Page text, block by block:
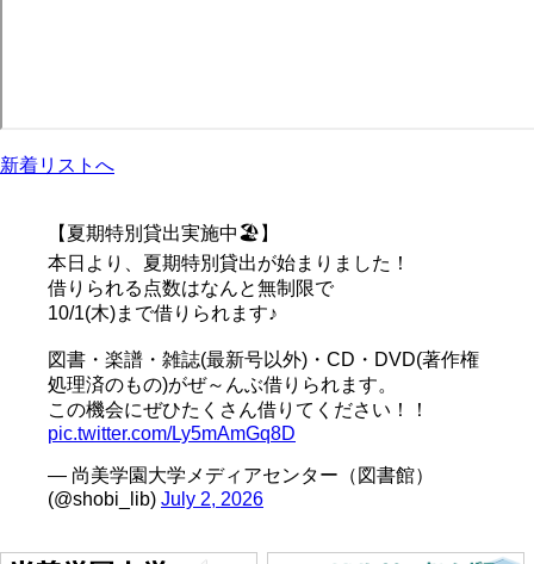
新着リストへ
【夏期特別貸出実施中🏖️】
本日より、夏期特別貸出が始まりました！
借りられる点数はなんと無制限で
10/1(木)まで借りられます♪
図書・楽譜・雑誌(最新号以外)・CD・DVD(著作権
処理済のもの)がぜ～んぶ借りられます。
この機会にぜひたくさん借りてください！！
pic.twitter.com/Ly5mAmGq8D
— 尚美学園大学メディアセンター（図書館）
(@shobi_lib) July 2, 2026